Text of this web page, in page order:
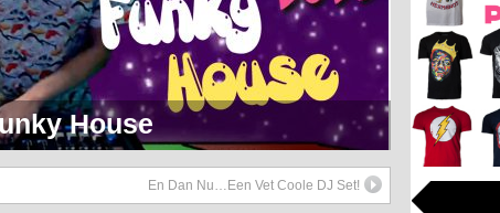
Soul Setje
En Dan Nu…Een Vet Coole DJ Set!